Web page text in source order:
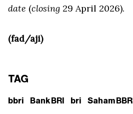
date (closing 29 April 2026).
(fad/aji)
TAG
bbri Bank BRI bri Saham BBRI